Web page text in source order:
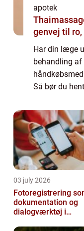
apotek
genvej til
Har din læge
behandling af
Så bør du
03 july 2026
Fotoregistrering
dokumentation og
dialogværktøj i